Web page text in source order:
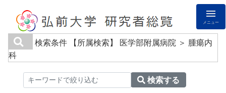
メニュー
検索条件
【所属検索】 医学部附属病院 ＞ 腫瘍内
科
検索する